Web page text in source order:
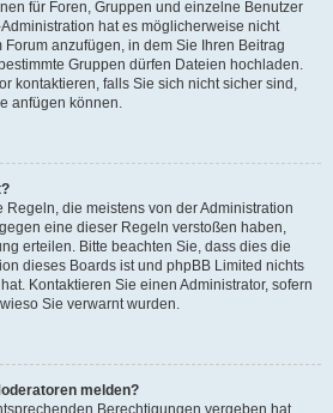
für Foren, Gruppen und einzelne Benutzer
hat es möglicherweise nicht
anzufügen, in dem Sie Ihren Beitrag
Gruppen dürfen Dateien hochladen.
kontaktieren, falls Sie sich nicht sicher sind,
anfügen können.
Regeln, die meistens von der Administration
eine dieser Regeln verstoßen haben,
erteilen. Bitte beachten Sie, dass dies die
dieses Boards ist und phpBB Limited nichts
Kontaktieren Sie einen Administrator, sofern
Sie verwarnt wurden.
melden?
Berechtigungen vergeben hat,